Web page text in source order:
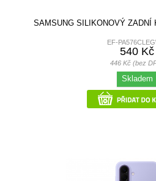
SAMSUNG SILIKONOVÝ ZADNÍ
EF-
540 Kč
446 Kč (bez
Skladem